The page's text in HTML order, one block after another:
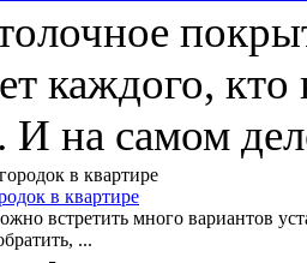
каждого, кто
И на самом
в квартире
встретить много вариантов
...